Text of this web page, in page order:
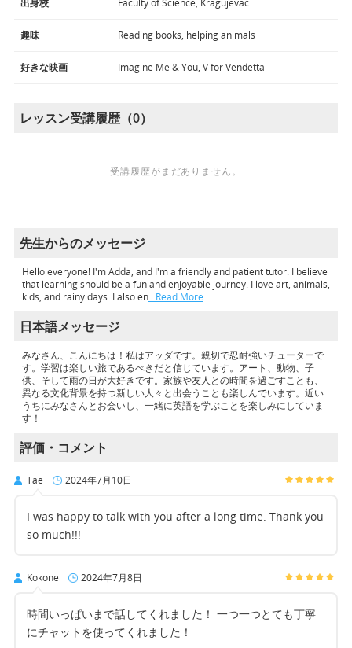
出身校 Faculty of Science, Kragujevac
趣味 Reading books, helping animals
好きな映画 Imagine Me & You, V for Vendetta
レッスン受講履歴（0）
受講履歴がまだありません。
先生からのメッセージ
Hello everyone! I'm Adda, and I'm a friendly and patient tutor. I believe
that learning should be a fun and enjoyable journey. I love art, animals,
kids, and rainy days. I also en…Read More
日本語メッセージ
みなさん、こんにちは！私はアッダです。親切で忍耐強いチューターで
す。学習は楽しい旅であるべきだと信じています。アート、動物、子
供、そして雨の日が大好きです。家族や友人との時間を過ごすことも、
異なる文化背景を持つ新しい人々と出会うことも楽しんでいます。近い
うちにみなさんとお会いし、一緒に英語を学ぶことを楽しみにしていま
す！
評価・コメント
Tae 2024年7月10日
I was happy to talk with you after a long time. Thank you
so much!!!
Kokone 2024年7月8日
時間いっぱいまで話してくれました！ 一つ一つとても丁寧
にチャットを使ってくれました！